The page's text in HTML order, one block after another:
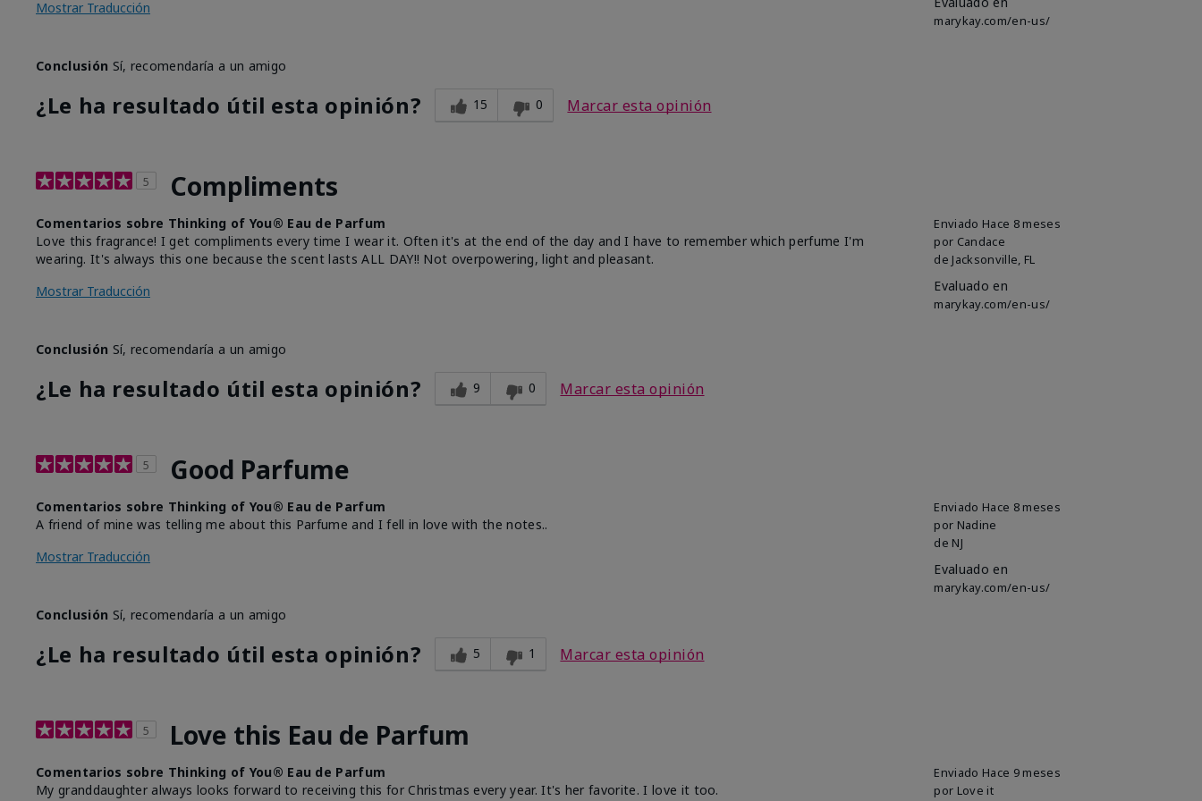
marykay.com/en-us/
Mostrar Traducción
Conclusión Sí, recomendaría a un amigo
¿Le ha resultado útil esta opinión? 15 0 Marcar esta opinión
5 Compliments
Enviado Hace 8 meses
por Candace
de Jacksonville, FL
Evaluado en
marykay.com/en-us/
Comentarios sobre Thinking of You® Eau de Parfum
Love this fragrance! I get compliments every time I wear it. Often it's at the end of the day and I have to remember which perfume I'm
wearing. It's always this one because the scent lasts ALL DAY!! Not overpowering, light and pleasant.
Mostrar Traducción
Conclusión Sí, recomendaría a un amigo
¿Le ha resultado útil esta opinión? 9 0 Marcar esta opinión
5 Good Parfume
Enviado Hace 8 meses
por Nadine
de NJ
Evaluado en
marykay.com/en-us/
Comentarios sobre Thinking of You® Eau de Parfum
A friend of mine was telling me about this Parfume and I fell in love with the notes..
Mostrar Traducción
Conclusión Sí, recomendaría a un amigo
¿Le ha resultado útil esta opinión? 5 1 Marcar esta opinión
5 Love this Eau de Parfum
Enviado Hace 9 meses
por Love it
Comentarios sobre Thinking of You® Eau de Parfum
My granddaughter always looks forward to receiving this for Christmas every year. It's her favorite. I love it too.